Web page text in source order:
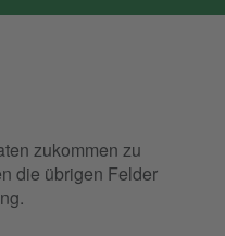
zukommen zu
die übrigen Felder